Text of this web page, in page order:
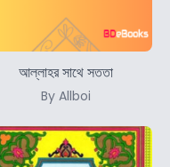
আল্লাহর সাথে সততা
By Allboi